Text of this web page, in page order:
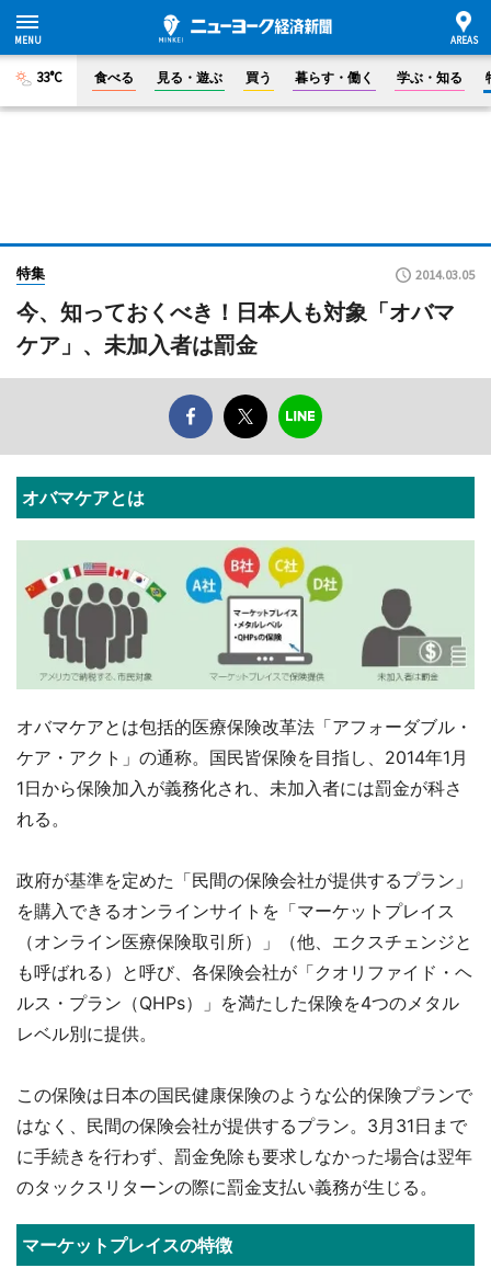
33°C 食べる 見る・遊ぶ 買う 暮らす・働く 学ぶ・知る
特集 2014.03.05
今、知っておくべき！日本人も対象「オバマ
ケア」、未加入者は罰金
オバマケアとは
オバマケアとは包括的医療保険改革法「アフォーダブル・
ケア・アクト」の通称。国民皆保険を目指し、2014年1月
1日から保険加入が義務化され、未加入者には罰金が科さ
れる。
政府が基準を定めた「民間の保険会社が提供するプラン」
を購入できるオンラインサイトを「マーケットプレイス
（オンライン医療保険取引所）」（他、エクスチェンジと
も呼ばれる）と呼び、各保険会社が「クオリファイド・ヘ
ルス・プラン（QHPs）」を満たした保険を4つのメタル
レベル別に提供。
この保険は日本の国民健康保険のような公的保険プランで
はなく、民間の保険会社が提供するプラン。3月31日まで
に手続きを行わず、罰金免除も要求しなかった場合は翌年
のタックスリターンの際に罰金支払い義務が生じる。
マーケットプレイスの特徴